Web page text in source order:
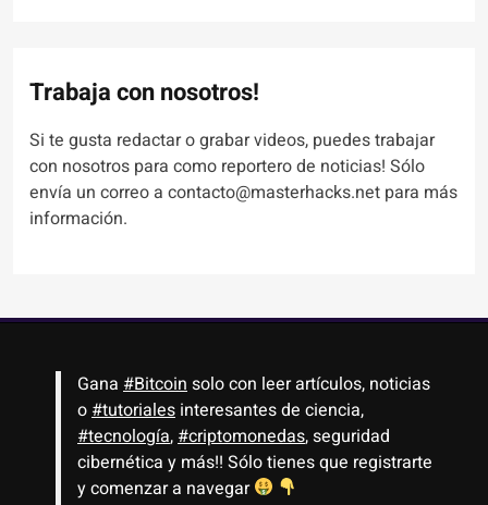
Trabaja con nosotros!
Si te gusta redactar o grabar videos, puedes trabajar
con nosotros para como reportero de noticias! Sólo
envía un correo a contacto@masterhacks.net para más
información.
Gana #Bitcoin solo con leer artículos, noticias
o #tutoriales interesantes de ciencia,
#tecnología, #criptomonedas, seguridad
cibernética y más!! Sólo tienes que registrarte
y comenzar a navegar